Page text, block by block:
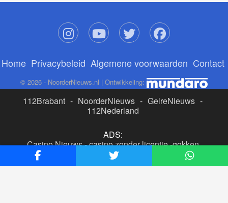
Home Privacybeleid Algemene voorwaarden Contact
© 2026 - NoorderNieuws.nl | Ontwikkeling:
112Brabant - NoorderNieuws - GelreNieuws -
112Nederland
ADS:
Casino Nieuws-casino zonder licentie-gokken
buitenlandse site
beste online casino nederland